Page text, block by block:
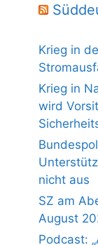
Krieg in
Krieg in
wird
nicht aus
SZ am
August
Podcast: